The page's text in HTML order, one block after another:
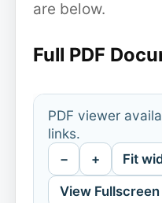
are below.
Full PDF
PDF viewer
links.
− + Fit
View Fullscreen